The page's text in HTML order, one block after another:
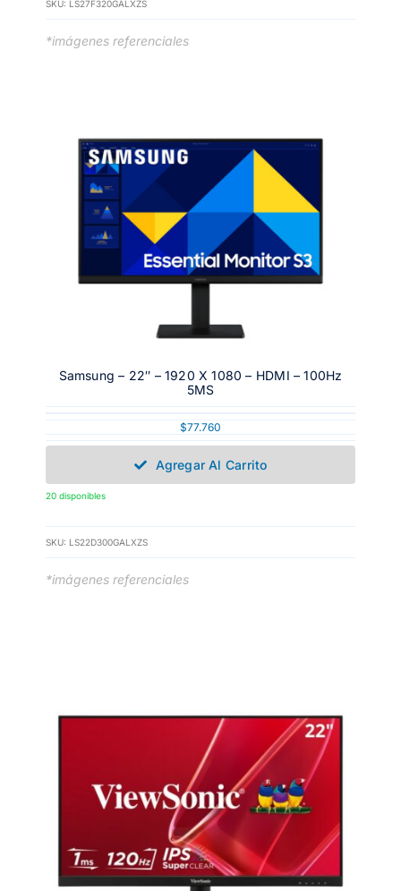
SKU: LS27F320GALXZS
*imágenes referenciales
Samsung – 22″ – 1920 X 1080 – HDMI – 100Hz
5MS
$77.760
Agregar Al Carrito
20 disponibles
SKU: LS22D300GALXZS
*imágenes referenciales